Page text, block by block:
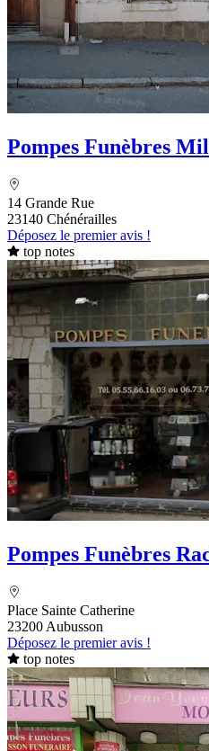
Pompes Funèbres
14 Grande Rue
23140 Chénérailles
Déposez le premier avis !
top notes
Pompes Funèbres
Place Sainte Catherine
23200 Aubusson
Déposez le premier avis !
top notes